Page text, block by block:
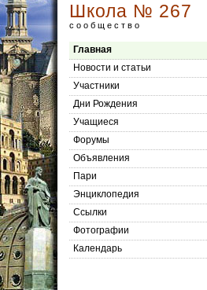
Школа № 267
сообщество
Главная
Новости и статьи
Участники
Дни Рождения
Учащиеся
Форумы
Объявления
Пари
Энциклопедия
Cсылки
Фотографии
Календарь